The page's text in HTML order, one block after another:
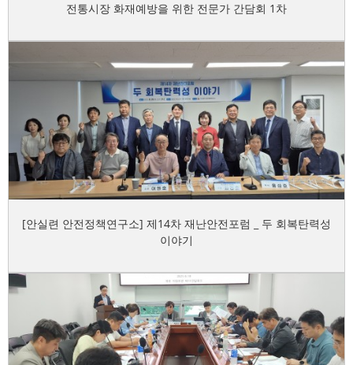
전통시장 화재예방을 위한 전문가 간담회 1차
[안실련 안전정책연구소] 제14차 재난안전포럼 _ 두 회복탄력성
이야기